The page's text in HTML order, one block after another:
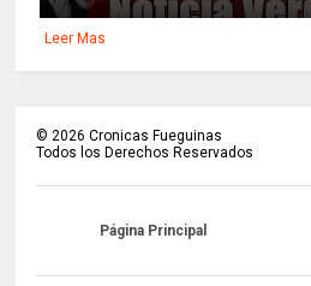
Leer Mas
© 2026 Cronicas Fueguinas
Todos los Derechos Reservados
Página Principal